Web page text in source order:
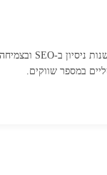
במספר שווקים.